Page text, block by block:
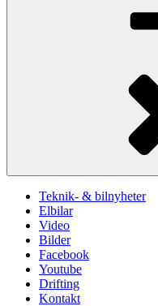
Teknik- & bilnyheter
Elbilar
Video
Bilder
Facebook
Youtube
Drifting
Kontakt